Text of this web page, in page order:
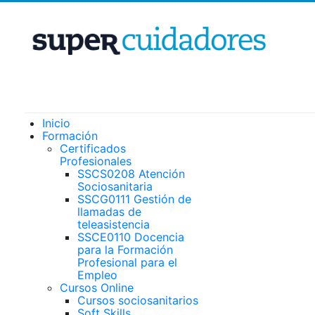
Inicio
Formación
Certificados
Profesionales
SSCS0208 Atención
Sociosanitaria
SSCG0111 Gestión de
llamadas de
teleasistencia
SSCE0110 Docencia
para la Formación
Profesional para el
Empleo
Cursos Online
Cursos sociosanitarios